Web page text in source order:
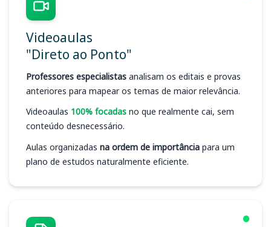
Videoaulas
"Direto ao Ponto"
Professores especialistas analisam os editais e provas
anteriores para mapear os temas de maior relevância.
Videoaulas 100% focadas no que realmente cai, sem
conteúdo desnecessário.
Aulas organizadas na ordem de importância para um
plano de estudos naturalmente eficiente.